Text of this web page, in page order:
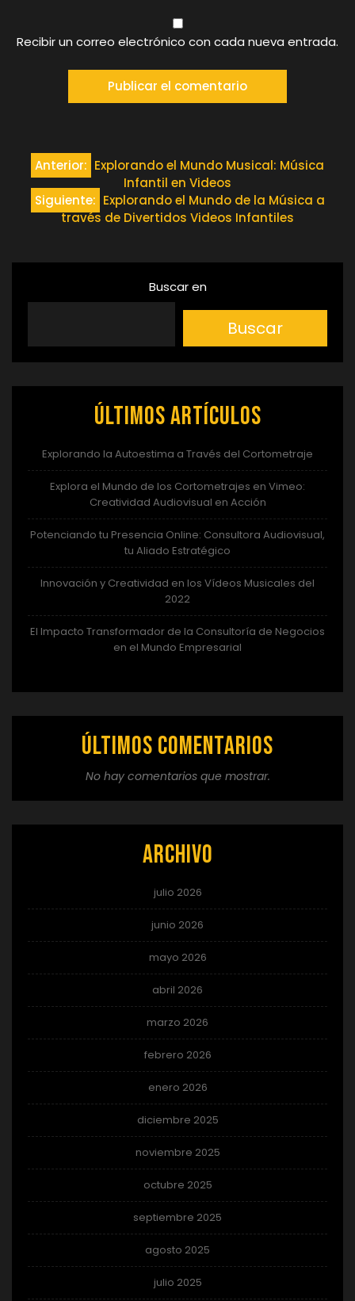
Recibir un correo electrónico con cada nueva entrada.
Navegación
entradas
Anterior: Explorando el Mundo Musical: Música
Infantil en Videos
Siguiente: Explorando el Mundo de la Música a
través de Divertidos Videos Infantiles
Buscar en
Buscar
Últimos artículos
Explorando la Autoestima a Través del Cortometraje
Explora el Mundo de los Cortometrajes en Vimeo:
Creatividad Audiovisual en Acción
Potenciando tu Presencia Online: Consultora Audiovisual,
tu Aliado Estratégico
Innovación y Creatividad en los Vídeos Musicales del
2022
El Impacto Transformador de la Consultoría de Negocios
en el Mundo Empresarial
Últimos comentarios
No hay comentarios que mostrar.
Archivo
julio 2026
junio 2026
mayo 2026
abril 2026
marzo 2026
febrero 2026
enero 2026
diciembre 2025
noviembre 2025
octubre 2025
septiembre 2025
agosto 2025
julio 2025